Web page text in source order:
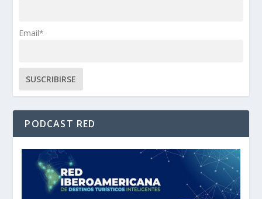
Email*
PODCAST RED